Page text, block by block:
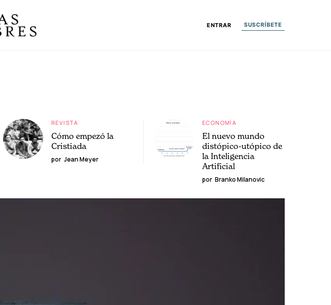
ENTRAR SUSCRÍBETE
REVISTA
Cómo empezó la
Cristiada
por Jean Meyer
ECONOMÍA
El nuevo mundo
distópico-utópico de
la Inteligencia
Artificial
por Branko Milanovic